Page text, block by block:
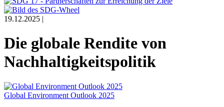
19.12.2025 |
Die globale Rendite von
Nachhaltigkeitspolitik
Global Environment Outlook 2025